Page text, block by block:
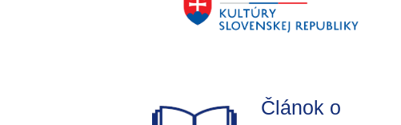
Článok o